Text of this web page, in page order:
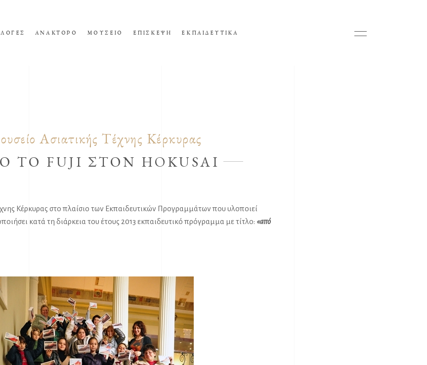
ΑΝΑΚΤΟΡΟ ΜΟΥΣΕΙΟ ΕΠΙΣΚΕΨΗ ΕΚΠΑΙΔΕΥΤΙΚΑ
Ασιατικής Τέχνης Κέρκυρας
ΤΟ FUJI ΣΤΟΝ HOKUSAI
Κέρκυρας στο πλαίσιο των Εκπαιδευτικών Προγραμμάτων που υλοποιεί
κατά τη διάρκεια του έτους 2013 εκπαιδευτικό πρόγραμμα με τίτλο: «από